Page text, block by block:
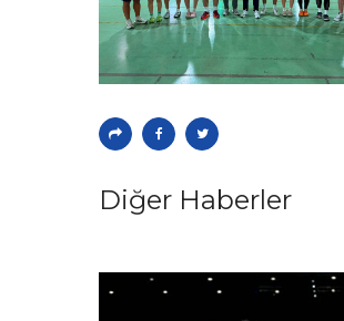
Diğer Haberler